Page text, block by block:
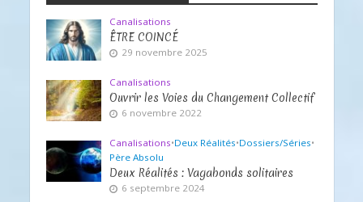
Canalisations
ÊTRE COINCÉ
29 novembre 2025
Canalisations
Ouvrir les Voies du Changement Collectif
6 novembre 2022
Canalisations•Deux Réalités•Dossiers/Séries•
Père Absolu
Deux Réalités : Vagabonds solitaires
6 septembre 2024